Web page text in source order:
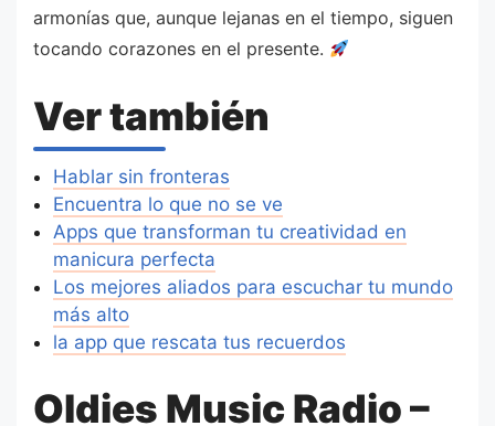
armonías que, aunque lejanas en el tiempo, siguen
tocando corazones en el presente.
Ver también
Hablar sin fronteras
Encuentra lo que no se ve
Apps que transforman tu creatividad en
manicura perfecta
Los mejores aliados para escuchar tu mundo
más alto
la app que rescata tus recuerdos
Oldies Music Radio –